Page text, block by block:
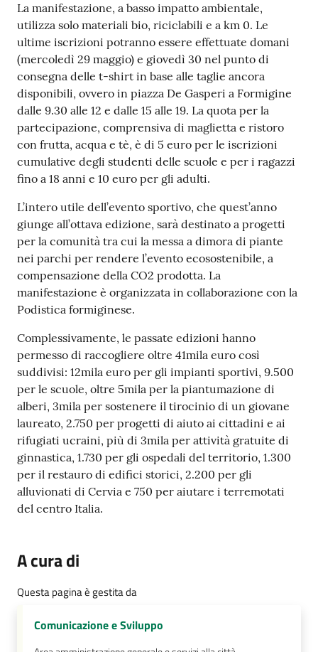
Tutti
gli
argomenti...
Seguici
su
La manifestazione, a basso impatto ambientale,
utilizza solo materiali bio, riciclabili e a km 0. Le
ultime iscrizioni potranno essere effettuate domani
(mercoledì 29 maggio) e giovedì 30 nel punto di
consegna delle t-shirt in base alle taglie ancora
disponibili, ovvero in piazza De Gasperi a Formigine
dalle 9.30 alle 12 e dalle 15 alle 19. La quota per la
partecipazione, comprensiva di maglietta e ristoro
con frutta, acqua e tè, è di 5 euro per le iscrizioni
cumulative degli studenti delle scuole e per i ragazzi
fino a 18 anni e 10 euro per gli adulti.
L’intero utile dell’evento sportivo, che quest’anno
giunge all’ottava edizione, sarà destinato a progetti
per la comunità tra cui la messa a dimora di piante
nei parchi per rendere l’evento ecosostenibile, a
compensazione della CO2 prodotta. La
manifestazione è organizzata in collaborazione con la
Podistica formiginese.
Complessivamente, le passate edizioni hanno
permesso di raccogliere oltre 41mila euro così
suddivisi: 12mila euro per gli impianti sportivi, 9.500
per le scuole, oltre 5mila per la piantumazione di
alberi, 3mila per sostenere il tirocinio di un giovane
laureato, 2.750 per progetti di aiuto ai cittadini e ai
rifugiati ucraini, più di 3mila per attività gratuite di
ginnastica, 1.730 per gli ospedali del territorio, 1.300
per il restauro di edifici storici, 2.200 per gli
alluvionati di Cervia e 750 per aiutare i terremotati
del centro Italia.
A cura di
Questa pagina è gestita da
Comunicazione e Sviluppo